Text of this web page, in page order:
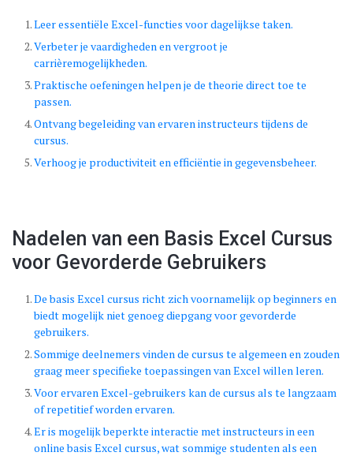
Leer essentiële Excel-functies voor dagelijkse taken.
Verbeter je vaardigheden en vergroot je
carrièremogelijkheden.
Praktische oefeningen helpen je de theorie direct toe te
passen.
Ontvang begeleiding van ervaren instructeurs tijdens de
cursus.
Verhoog je productiviteit en efficiëntie in gegevensbeheer.
Nadelen van een Basis Excel Cursus
voor Gevorderde Gebruikers
De basis Excel cursus richt zich voornamelijk op beginners en
biedt mogelijk niet genoeg diepgang voor gevorderde
gebruikers.
Sommige deelnemers vinden de cursus te algemeen en zouden
graag meer specifieke toepassingen van Excel willen leren.
Voor ervaren Excel-gebruikers kan de cursus als te langzaam
of repetitief worden ervaren.
Er is mogelijk beperkte interactie met instructeurs in een
online basis Excel cursus, wat sommige studenten als een